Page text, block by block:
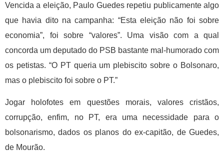
Vencida a eleição, Paulo Guedes repetiu publicamente algo
que havia dito na campanha: “Esta eleição não foi sobre
economia”, foi sobre “valores”. Uma visão com a qual
concorda um deputado do PSB bastante mal-humorado com
os petistas. “O PT queria um plebiscito sobre o Bolsonaro,
mas o plebiscito foi sobre o PT.”
Jogar holofotes em questões morais, valores cristãos,
corrupção, enfim, no PT, era uma necessidade para o
bolsonarismo, dados os planos do ex-capitão, de Guedes,
de Mourão.